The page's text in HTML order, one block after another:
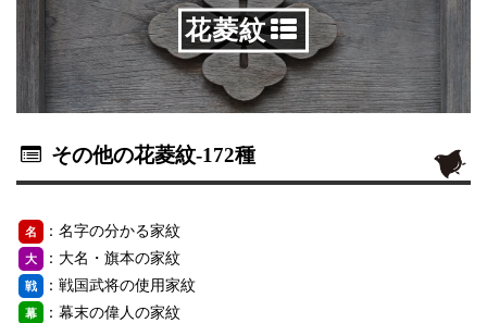
花菱紋
その他の花菱紋-172種
名 ：名字の分かる家紋
大 ：大名・旗本の家紋
戦 ：戦国武将の使用家紋
幕 ：幕末の偉人の家紋